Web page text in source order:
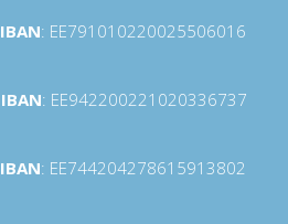
IBAN: EE791010220025506016
IBAN: EE942200221020336737
IBAN: EE744204278615913802